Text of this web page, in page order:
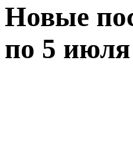
Новые
по 5 июля